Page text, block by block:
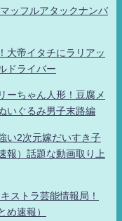
ッフルアタックナンバ
大帝イタチにラリアッ
ドライバー
ーちゃん人形！豆腐メ
いぐるみ男子末路編
い2次元嫁だいすき子
報）話題な動画取り上
ストラ芸能情報局！
め速報）